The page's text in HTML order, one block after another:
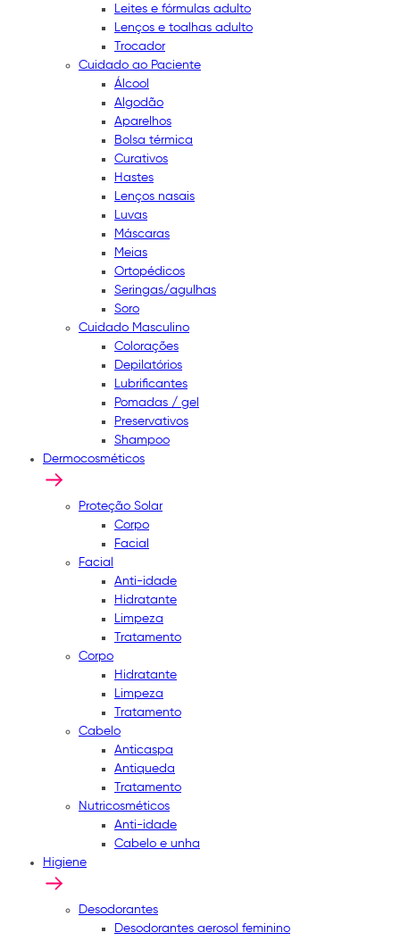
Leites e fórmulas adulto
Lenços e toalhas adulto
Trocador
Cuidado ao Paciente
Álcool
Algodão
Aparelhos
Bolsa térmica
Curativos
Hastes
Lenços nasais
Luvas
Máscaras
Meias
Ortopédicos
Seringas/agulhas
Soro
Cuidado Masculino
Colorações
Depilatórios
Lubrificantes
Pomadas / gel
Preservativos
Shampoo
Dermocosméticos
Proteção Solar
Corpo
Facial
Facial
Anti-idade
Hidratante
Limpeza
Tratamento
Corpo
Hidratante
Limpeza
Tratamento
Cabelo
Anticaspa
Antiqueda
Tratamento
Nutricosméticos
Anti-idade
Cabelo e unha
Higiene
Desodorantes
Desodorantes aerosol feminino